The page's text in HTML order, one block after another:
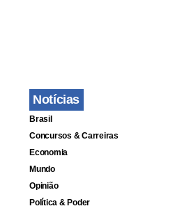
Notícias
Brasil
Concursos & Carreiras
Economia
Mundo
Opinião
Política & Poder